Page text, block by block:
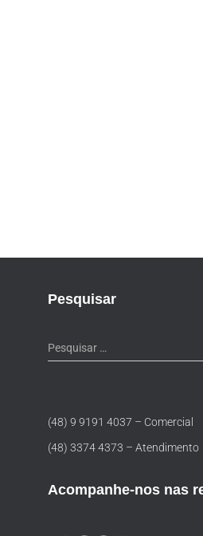
Pesquisar
Pesquisar …
(48) 9 9191 4037 – Comercial
(48) 3374 4373 – Atendimento
Acompanhe-nos nas